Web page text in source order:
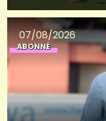
07/08/2026
ABONNÉ